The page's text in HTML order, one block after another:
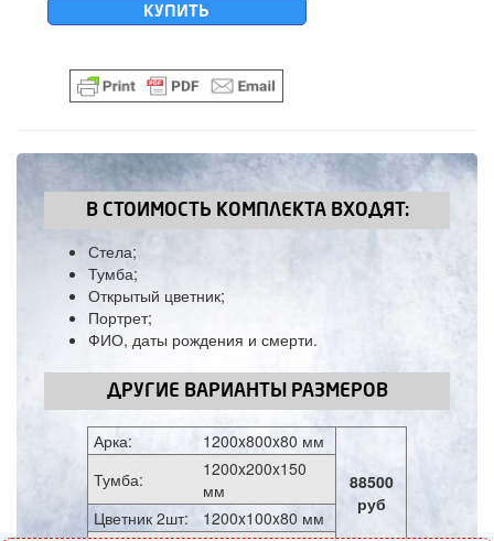
КУПИТЬ
В СТОИМОСТЬ КОМПЛЕКТА ВХОДЯТ:
Стела;
Тумба;
Открытый цветник;
Портрет;
ФИО, даты рождения и смерти.
ДРУГИЕ ВАРИАНТЫ РАЗМЕРОВ
Арка:
1200x800x80 мм
88500
руб
Тумба:
1200x200x150
мм
Цветник 2шт:
1200x100x80 мм